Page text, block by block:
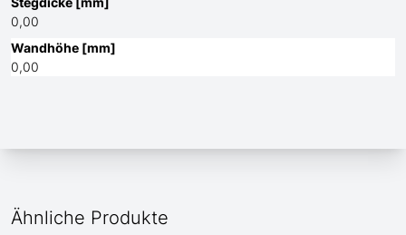
0,00
Wandhöhe [mm]
0,00
Ähnliche Produkte